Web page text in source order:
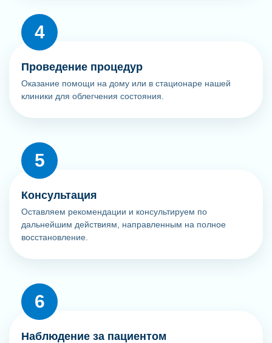
Проведение процедур
Оказание помощи на дому или в стационаре нашей
клиники для облегчения состояния.
Консультация
Оставляем рекомендации и консультируем по
дальнейшим действиям, направленным на полное
восстановление.
Наблюдение за пациентом